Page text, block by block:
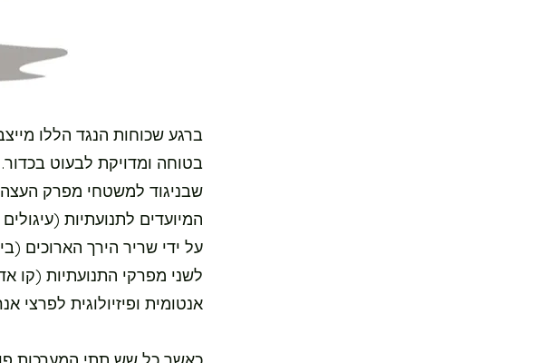
ברגע שכוחות הנגד הללו
בטוחה ומדויקת לבעוט
שבניגוד למשטחי מפרק
המיועדים לתנועתיות
על ידי שריר הירך הארוכים
לשני מפרקי התנועתיות (קו
אנטומית ופיזיולוגית לפרצי